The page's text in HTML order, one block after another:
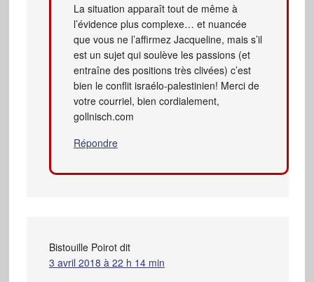
La situation apparaît tout de même à
l’évidence plus complexe… et nuancée
que vous ne l’affirmez Jacqueline, mais s’il
est un sujet qui soulève les passions (et
entraîne des positions très clivées) c’est
bien le conflit israélo-palestinien! Merci de
votre courriel, bien cordialement,
gollnisch.com
Répondre
Bistouille Poirot dit
3 avril 2018 à 22 h 14 min